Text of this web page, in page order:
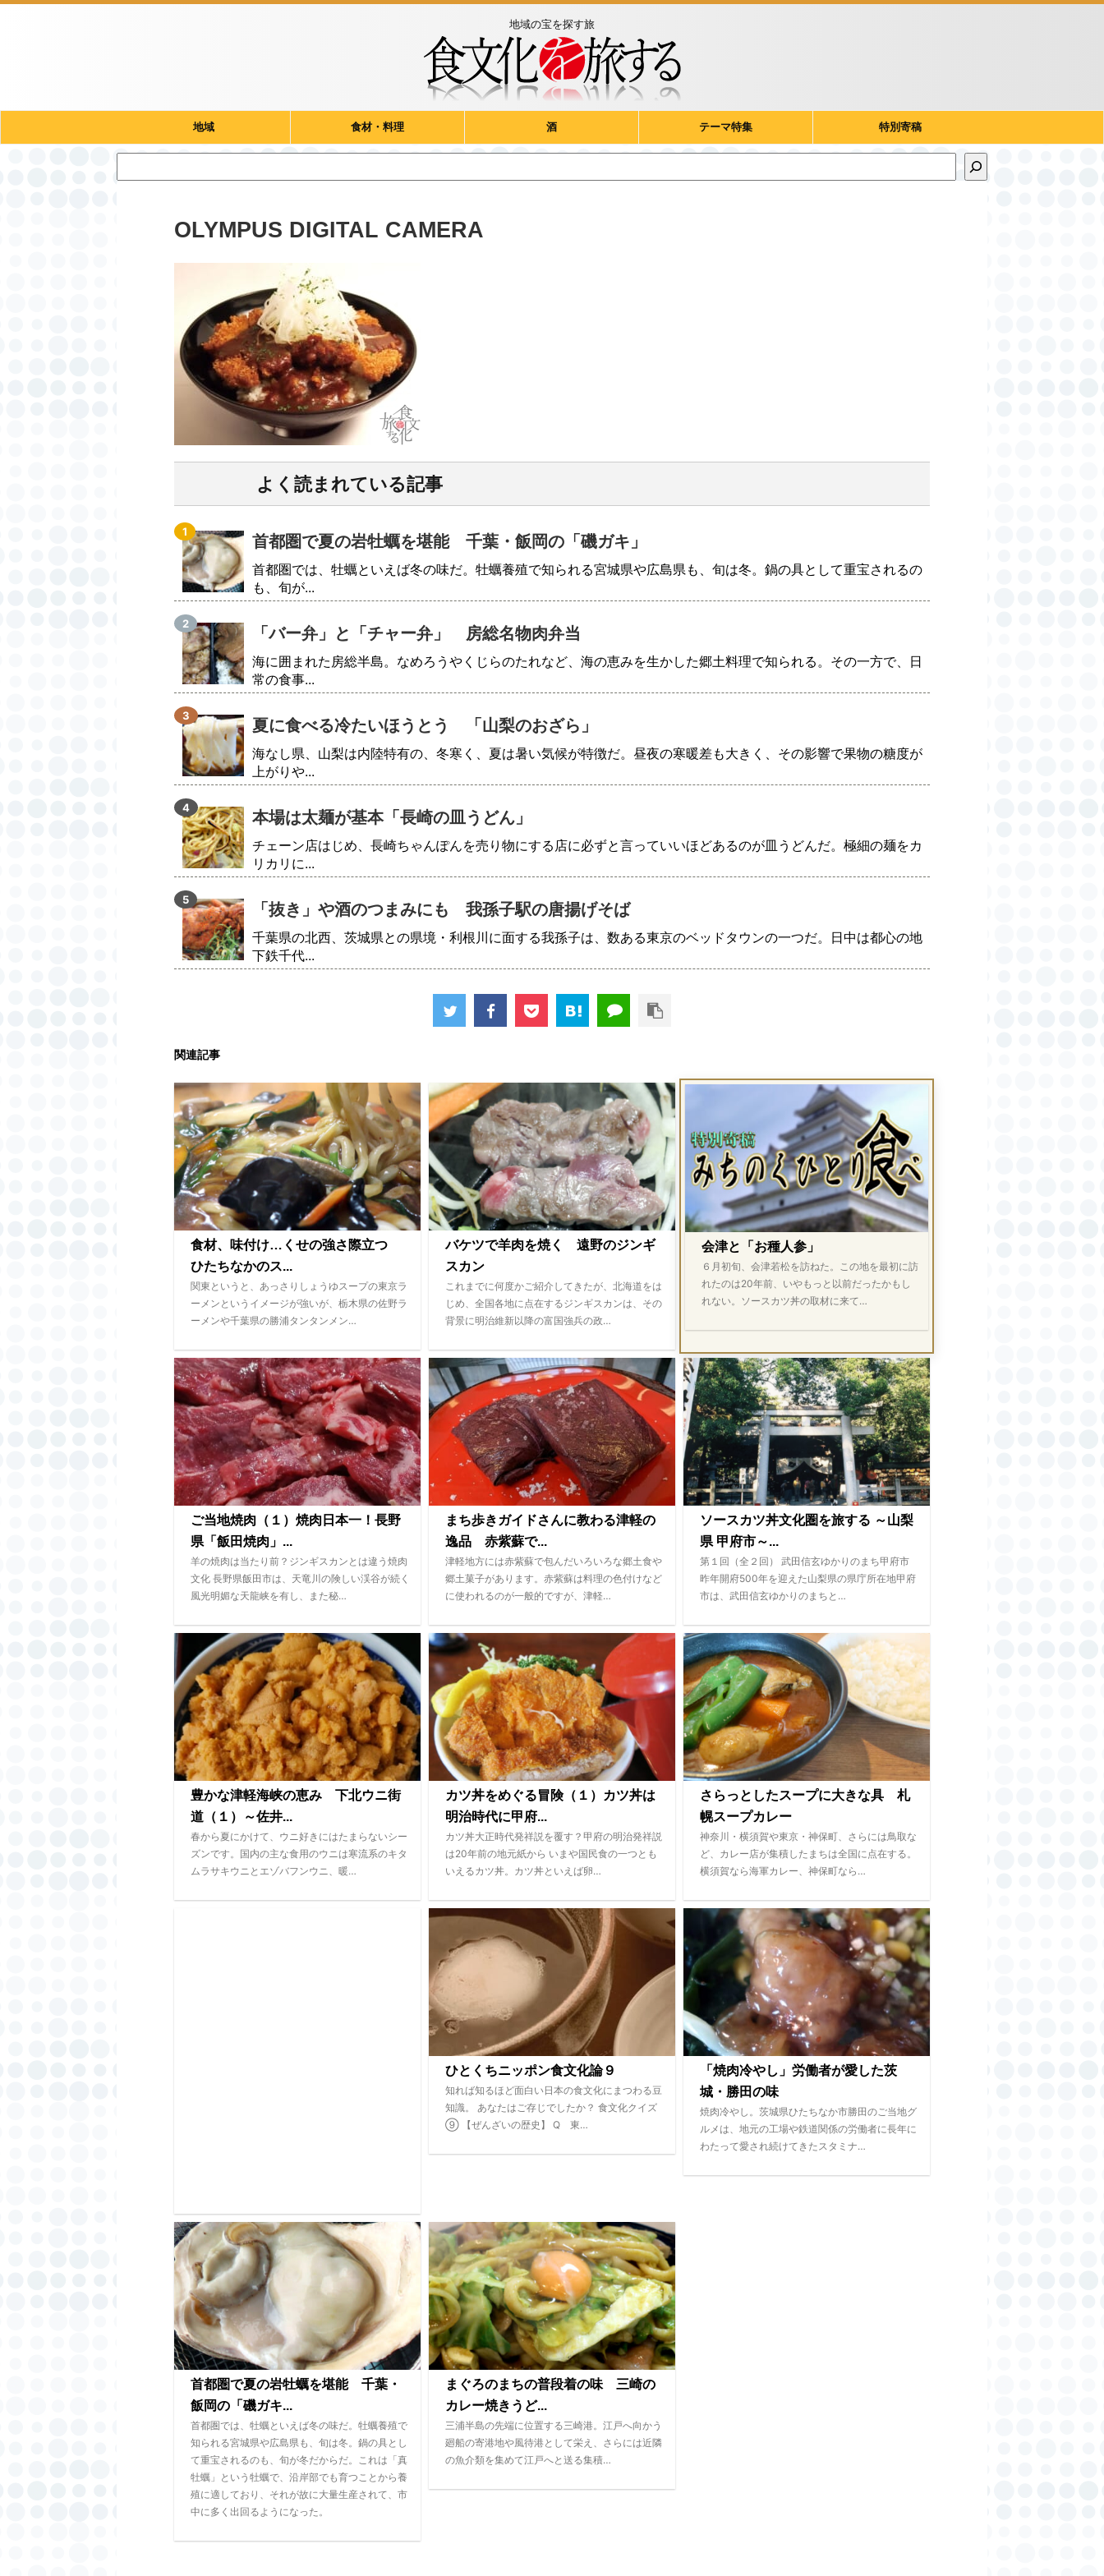
地域の宝を探す旅
地域 食材・料理 酒 テーマ特集 特別寄稿
OLYMPUS DIGITAL CAMERA
よく読まれている記事
首都圏で夏の岩牡蠣を堪能 千葉・飯岡の「磯ガキ」
首都圏では、牡蠣といえば冬の味だ。牡蠣養殖で知られる宮城県や広島県も、旬は冬。鍋の具として重宝されるの
も、旬が...
「バー弁」と「チャー弁」 房総名物肉弁当
海に囲まれた房総半島。なめろうやくじらのたれなど、海の恵みを生かした郷土料理で知られる。その一方で、日
常の食事...
夏に食べる冷たいほうとう 「山梨のおざら」
海なし県、山梨は内陸特有の、冬寒く、夏は暑い気候が特徴だ。昼夜の寒暖差も大きく、その影響で果物の糖度が
上がりや...
本場は太麺が基本「長崎の皿うどん」
チェーン店はじめ、長崎ちゃんぽんを売り物にする店に必ずと言っていいほどあるのが皿うどんだ。極細の麺をカ
リカリに...
「抜き」や酒のつまみにも 我孫子駅の唐揚げそば
千葉県の北西、茨城県との県境・利根川に面する我孫子は、数ある東京のベッドタウンの一つだ。日中は都心の地
下鉄千代...
関連記事
食材、味付け…くせの強さ際立つ
ひたちなかのス...
関東というと、あっさりしょうゆスープの東京ラ
ーメンというイメージが強いが、栃木県の佐野ラ
ーメンや千葉県の勝浦タンタンメン…
バケツで羊肉を焼く 遠野のジンギ
スカン
これまでに何度かご紹介してきたが、北海道をは
じめ、全国各地に点在するジンギスカンは、その
背景に明治維新以降の富国強兵の政…
会津と「お種人参」
６月初旬、会津若松を訪ねた。この地を最初に訪
れたのは20年前、いやもっと以前だったかもし
れない。ソースカツ丼の取材に来て…
ご当地焼肉（１）焼肉日本一！長野
県「飯田焼肉」...
羊の焼肉は当たり前？ジンギスカンとは違う焼肉
文化 長野県飯田市は、天竜川の険しい渓谷が続く
風光明媚な天龍峡を有し、また秘…
まち歩きガイドさんに教わる津軽の
逸品 赤紫蘇で...
津軽地方には赤紫蘇で包んだいろいろな郷土食や
郷土菓子があります。赤紫蘇は料理の色付けなど
に使われるのが一般的ですが、津軽…
ソースカツ丼文化圏を旅する ～山梨
県 甲府市～...
第１回（全２回） 武田信玄ゆかりのまち甲府市
昨年開府500年を迎えた山梨県の県庁所在地甲府
市は、武田信玄ゆかりのまちと…
豊かな津軽海峡の恵み 下北ウニ街
道（１）～佐井...
春から夏にかけて、ウニ好きにはたまらないシー
ズンです。国内の主な食用のウニは寒流系のキタ
ムラサキウニとエゾバフンウニ、暖…
カツ丼をめぐる冒険（１）カツ丼は
明治時代に甲府...
カツ丼大正時代発祥説を覆す？甲府の明治発祥説
は20年前の地元紙から いまや国民食の一つとも
いえるカツ丼。カツ丼といえば卵…
さらっとしたスープに大きな具 札
幌スープカレー
神奈川・横須賀や東京・神保町、さらには鳥取な
ど、カレー店が集積したまちは全国に点在する。
横須賀なら海軍カレー、神保町なら…
ひとくちニッポン食文化論９
知れば知るほど面白い日本の食文化にまつわる豆
知識。 あなたはご存じでしたか？ 食文化クイズ
⑨ 【ぜんざいの歴史】 Q 東…
「焼肉冷やし」労働者が愛した茨
城・勝田の味
焼肉冷やし。茨城県ひたちなか市勝田のご当地グ
ルメは、地元の工場や鉄道関係の労働者に長年に
わたって愛され続けてきたスタミナ…
首都圏で夏の岩牡蠣を堪能 千葉・
飯岡の「磯ガキ...
首都圏では、牡蠣といえば冬の味だ。牡蠣養殖で
知られる宮城県や広島県も、旬は冬。鍋の具とし
て重宝されるのも、旬が冬だからだ。これは「真
牡蠣」という牡蠣で、沿岸部でも育つことから養
殖に適しており、それが故に大量生産されて、市
中に多く出回るようになった。
まぐろのまちの普段着の味 三崎の
カレー焼きうど...
三浦半島の先端に位置する三崎港。江戸へ向かう
廻船の寄港地や風待港として栄え、さらには近隣
の魚介類を集めて江戸へと送る集積…